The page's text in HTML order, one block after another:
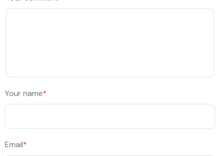
Your name*
Email*